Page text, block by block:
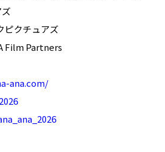
クチュアズ
Film Partners
ana.com/